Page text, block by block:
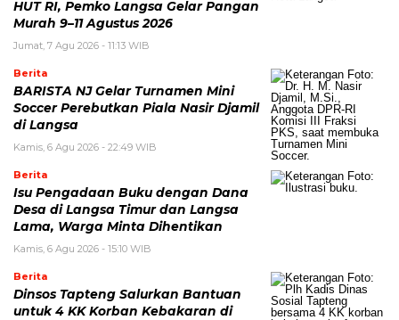
HUT RI, Pemko Langsa Gelar Pangan
Murah 9–11 Agustus 2026
Jumat, 7 Agu 2026 - 11:13 WIB
Berita
BARISTA NJ Gelar Turnamen Mini
Soccer Perebutkan Piala Nasir Djamil
di Langsa
Kamis, 6 Agu 2026 - 22:49 WIB
Berita
Isu Pengadaan Buku dengan Dana
Desa di Langsa Timur dan Langsa
Lama, Warga Minta Dihentikan
Kamis, 6 Agu 2026 - 15:10 WIB
Berita
Dinsos Tapteng Salurkan Bantuan
untuk 4 KK Korban Kebakaran di